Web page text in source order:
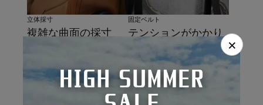
立体採寸
複雑な曲面の採寸
る、シートの形状に
合わせた精密な型取
固定ベルト
テンションがかかり
やすく、引っ張りす
ぎによる切れを防止
するゴム素材とナイ
ロンベルトの2重構
×